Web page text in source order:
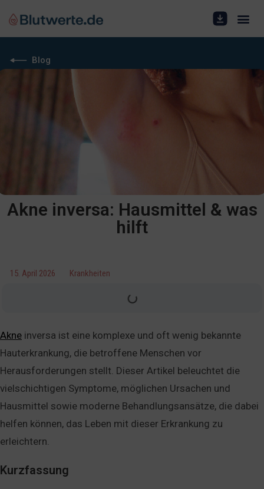
Blog
Akne inversa: Hausmittel & was
hilft
15. April 2026 Krankheiten
Akne inversa ist eine komplexe und oft wenig bekannte
Hauterkrankung, die betroffene Menschen vor
Herausforderungen stellt. Dieser Artikel beleuchtet die
vielschichtigen Symptome, möglichen Ursachen und
Hausmittel sowie moderne Behandlungsansätze, die dabei
helfen können, das Leben mit dieser Erkrankung zu
erleichtern.
Kurzfassung